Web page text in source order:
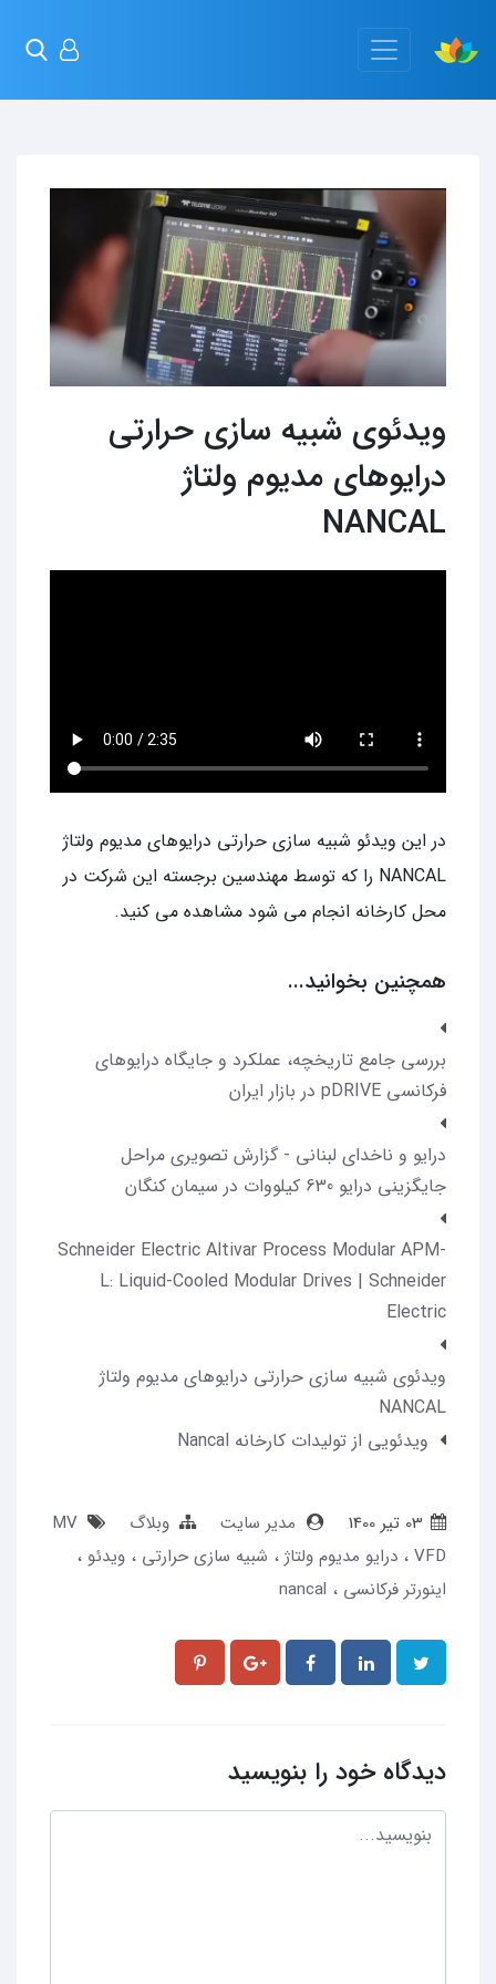
ویدئوی شبیه سازی حرارتی
درایوهای مدیوم ولتاژ
NANCAL
در این ویدئو شبیه سازی حرارتی درایوهای مدیوم ولتاژ
NANCAL را که توسط مهندسین برجسته این شرکت در
محل کارخانه انجام می شود مشاهده می کنید.
همچنین بخوانید...
بررسی جامع تاریخچه، عملکرد و جایگاه درایوهای
فرکانسی pDRIVE در بازار ایران
درایو و ناخدای لبنانی - گزارش تصویری مراحل
جایگزینی درایو 630 کیلووات در سیمان کنگان
Schneider Electric Altivar Process Modular APM-
L: Liquid-Cooled Modular Drives | Schneider
Electric
ویدئوی شبیه سازی حرارتی درایوهای مدیوم ولتاژ
NANCAL
ویدئویی از تولیدات کارخانه Nancal
مدیر سایت وبلاگ
MV
VFD
درایو مدیوم ولتاژ شبیه سازی حرارتی
ویدئو
اینورتر فرکانسی
nancal
دیدگاه خود را بنویسید